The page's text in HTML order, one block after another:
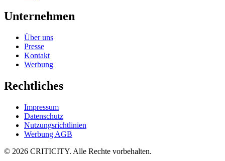
Unternehmen
Über uns
Presse
Kontakt
Werbung
Rechtliches
Impressum
Datenschutz
Nutzungsrichtlinien
Werbung AGB
© 2026 CRITICITY. Alle Rechte vorbehalten.